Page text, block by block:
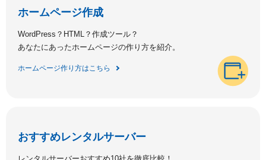
ホームページ作成
WordPress？HTML？作成ツール？
あなたにあったホームページの作り方を紹介。
ホームページ作り方はこちら
おすすめレンタルサーバー